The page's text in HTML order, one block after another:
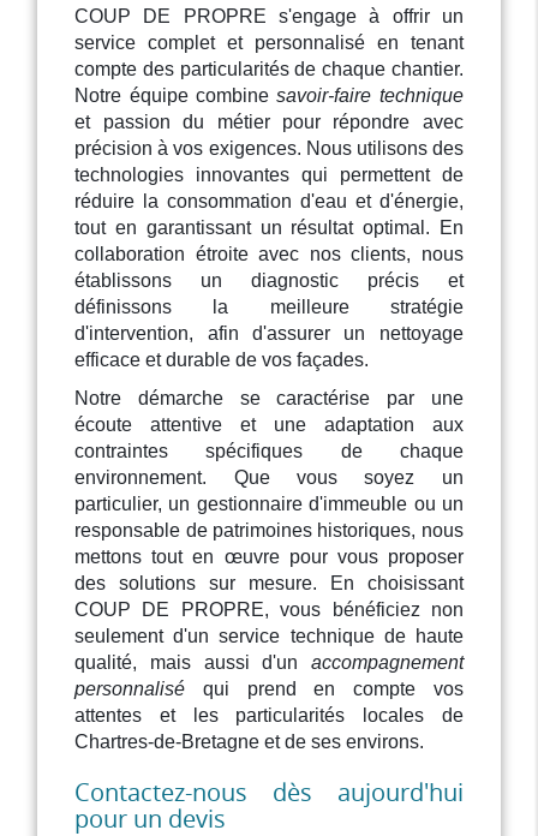
COUP DE PROPRE s'engage à offrir un
service complet et personnalisé en tenant
compte des particularités de chaque chantier.
Notre équipe combinesavoir-faire technique
et passion du métier pour répondre avec
précision à vos exigences. Nous utilisons des
technologies innovantes qui permettent de
réduire la consommation d'eau et d'énergie,
tout en garantissant un résultat optimal. En
collaboration étroite avec nos clients, nous
établissons un diagnostic précis et
définissons la meilleure stratégie
d'intervention, afin d'assurer un nettoyage
efficace et durable de vos façades.
Notre démarche se caractérise par une
écoute attentive et une adaptation aux
contraintes spécifiques de chaque
environnement. Que vous soyez un
particulier, un gestionnaire d'immeuble ou un
responsable de patrimoines historiques, nous
mettons tout en œuvre pour vous proposer
des solutions sur mesure. En choisissant
COUP DE PROPRE, vous bénéficiez non
seulement d'un service technique de haute
qualité, mais aussi d'un accompagnement
personnalisé qui prend en compte vos
attentes et les particularités locales de
Chartres-de-Bretagne et de ses environs.
Contactez-nous dès aujourd'hui
pour un devis